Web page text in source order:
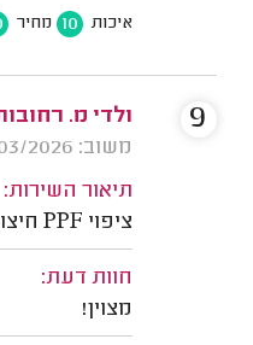
איכות 10 מחיר
ולדי מ.
משוב: 13/03/2026
תיאור השירות:
ציפוי PPF חיצוני.
חוות דעת:
מצוין!
9